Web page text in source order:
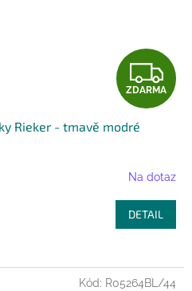
Z
D
R
M
A
ZDARMA
Rieker - tmavě modré
Na dotaz
DETAIL
Kód: R05264BL/44